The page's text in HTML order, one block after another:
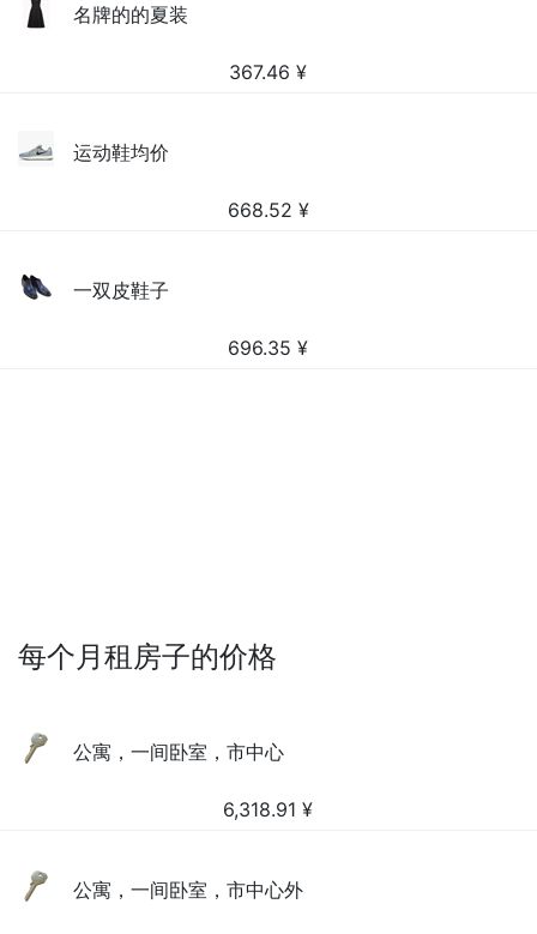
名牌的的夏装
367.46 ¥
运动鞋均价
668.52 ¥
一双皮鞋子
696.35 ¥
每个月租房子的价格
公寓，一间卧室，市中心
6,318.91 ¥
公寓，一间卧室，市中心外